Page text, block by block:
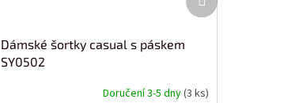
Dámské šortky casual s páskem
SY0502
Doručení 3-5 dny(3 ks)
produkt